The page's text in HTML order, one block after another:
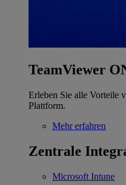
TeamViewer
Erleben Sie alle Vorteile
Plattform.
Mehr erfahren
Zentrale
Microsoft Intune